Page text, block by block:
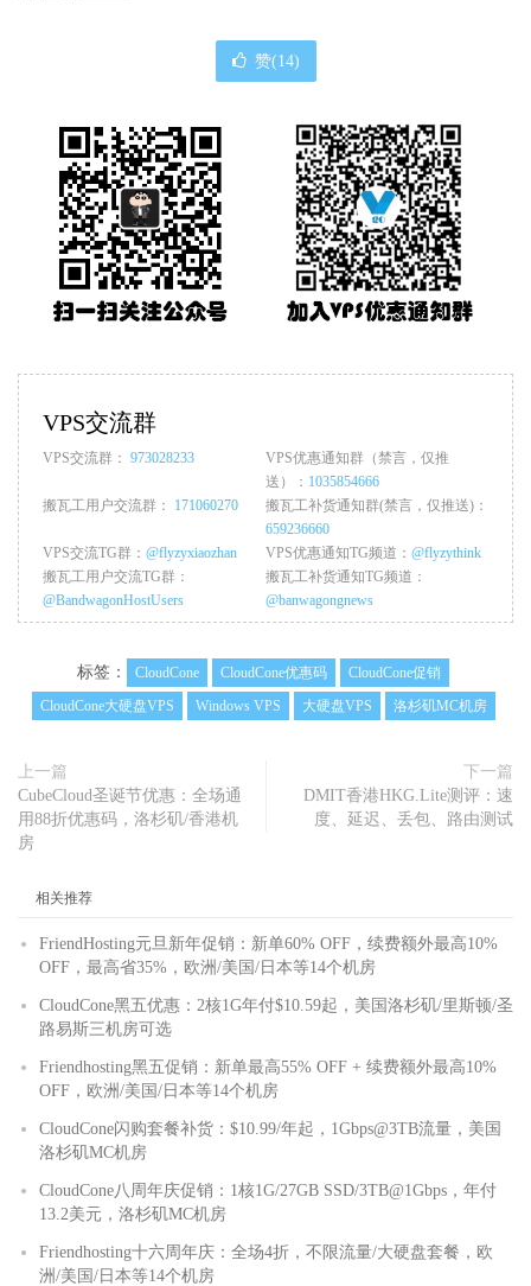
赞(14)
VPS交流群
VPS交流群： 973028233
VPS优惠通知群（禁言，仅推
送）： 1035854666
搬瓦工用户交流群： 171060270
搬瓦工补货通知群(禁言，仅推送)：
659236660
VPS交流TG群： @flyzyxiaozhan VPS优惠通知TG频道： @flyzythink
搬瓦工用户交流TG群：
@BandwagonHostUsers
搬瓦工补货通知TG频道：
@banwagongnews
标签： CloudCone CloudCone优惠码
CloudCone促销
CloudCone大硬盘VPS
Windows VPS 大硬盘VPS 洛杉矶MC机房
上一篇
CubeCloud圣诞节优惠：全场通
用88折优惠码，洛杉矶/香港机
房
下一篇
DMIT香港HKG.Lite测评：速
度、延迟、丢包、路由测试
相关推荐
FriendHosting元旦新年促销：新单60% OFF，续费额外最高10%
OFF，最高省35%，欧洲/美国/日本等14个机房
CloudCone黑五优惠：2核1G年付$10.59起，美国洛杉矶/里斯顿/圣
路易斯三机房可选
Friendhosting黑五促销：新单最高55% OFF + 续费额外最高10%
OFF，欧洲/美国/日本等14个机房
CloudCone闪购套餐补货：$10.99/年起，1Gbps@3TB流量，美国
洛杉矶MC机房
CloudCone八周年庆促销：1核1G/27GB SSD/3TB@1Gbps，年付
13.2美元，洛杉矶MC机房
Friendhosting十六周年庆：全场4折，不限流量/大硬盘套餐，欧
洲/美国/日本等14个机房